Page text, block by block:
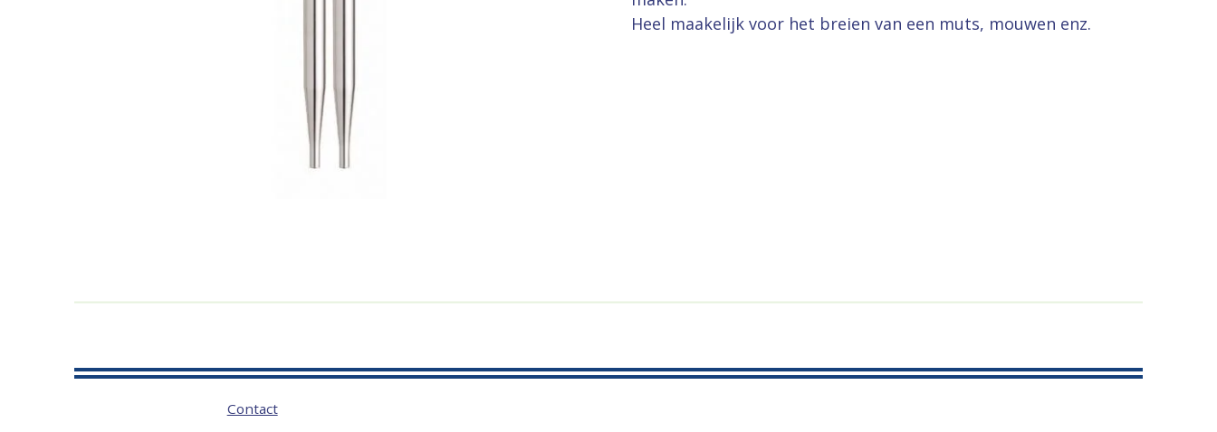
Heel maakelijk voor het breien van een muts, mouwen enz.
Contact